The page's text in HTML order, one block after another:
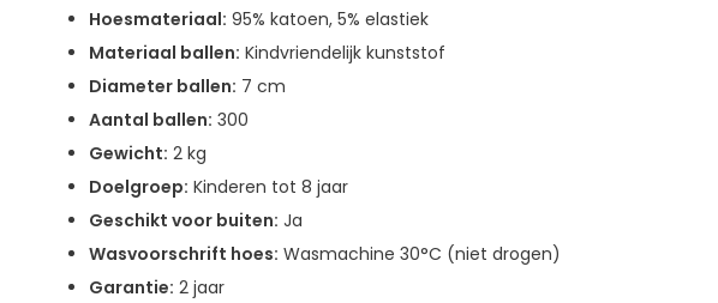
Hoesmateriaal: 95% katoen, 5% elastiek
Materiaal ballen: Kindvriendelijk kunststof
Diameter ballen: 7 cm
Aantal ballen: 300
Gewicht: 2 kg
Doelgroep: Kinderen tot 8 jaar
Geschikt voor buiten: Ja
Wasvoorschrift hoes: Wasmachine 30°C (niet drogen)
Garantie: 2 jaar